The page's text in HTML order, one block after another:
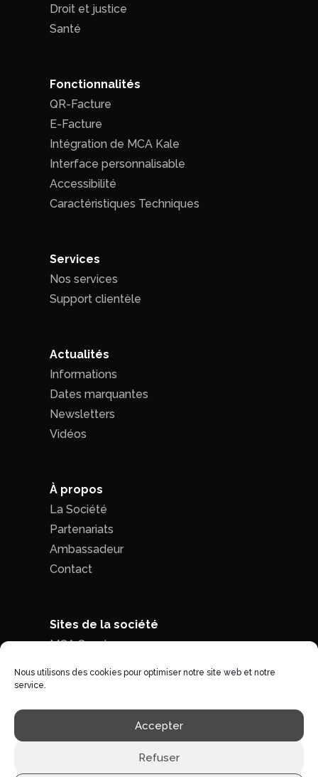
Nous utilisons des cookies pour optimiser notre site web et notre
service.
Accepter
Refuser
Droit et justice
Santé
Fonctionnalités
QR-Facture
E-Facture
Intégration de MCA Kale
Interface personnalisable
Accessibilité
Caractéristiques Techniques
Services
Nos services
Support clientèle
Actualités
Informations
Dates marquantes
Newsletters
Vidéos
À propos
La Société
Partenariats
Ambassadeur
Contact
Sites de la société
MCA Seed
Politique de confidentialité|Conditions
générales de ventes